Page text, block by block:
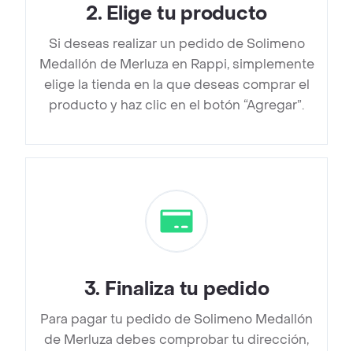
2. Elige tu producto
Si deseas realizar un pedido de Solimeno
Medallón de Merluza en Rappi, simplemente
elige la tienda en la que deseas comprar el
producto y haz clic en el botón “Agregar”.
3. Finaliza tu pedido
Para pagar tu pedido de Solimeno Medallón
de Merluza debes comprobar tu dirección,